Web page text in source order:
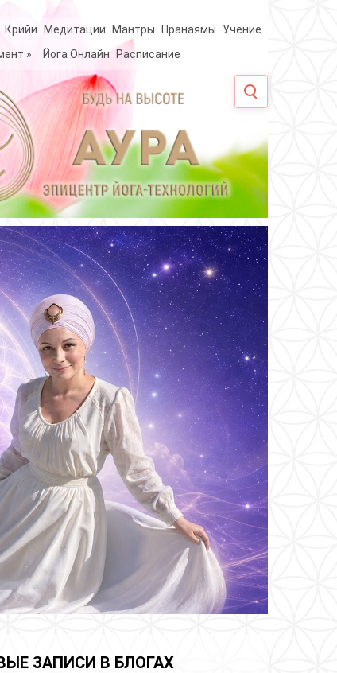
Крийи Медитации Мантры Пранаямы
Учение
» Йога Онлайн Расписание
ЗАПИСИ В БЛОГАХ